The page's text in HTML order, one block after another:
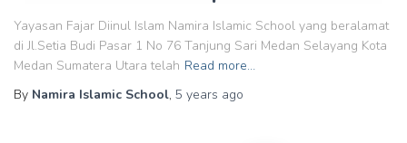
Yayasan Fajar Diinul Islam Namira Islamic School yang beralamat
di Jl.Setia Budi Pasar 1 No 76 Tanjung Sari Medan Selayang Kota
Medan Sumatera Utara telah Read more…
By Namira Islamic School, 5 years ago